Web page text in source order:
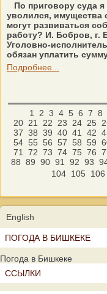
По приговору суда
уволился, имущества
могут развиваться
работу? И. Бобров, г.
Уголовно-
обязан уплатить
Подробнее...
1 2 3 4 5 6 7 8
20 21 22 23 24 25
37 38 39 40 41 42
54 55 56 57 58 59
71
72 73 74 75 76
88 89 90 91 92 93
104 105 106
English
ПОГОДА В БИШКЕКЕ
Погода в Бишкеке
ССЫЛКИ